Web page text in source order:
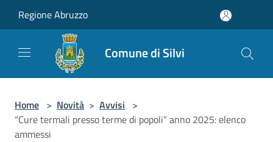
Regione Abruzzo
Comune di Silvi
Home > Novità > Avvisi >
“Cure termali presso terme di popoli” anno 2025: elenco
ammessi